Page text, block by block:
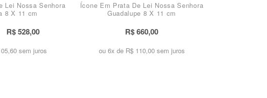
Lei Nossa Senhora
8 X 11 cm
R$ 528,00
sem juros
Ícone Em Prata De Lei Nossa Senhora
Guadalupe 8 X 11 cm
R$ 660,00
ou 6x de R$ 110,00 sem juros